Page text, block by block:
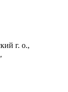
г. о.,